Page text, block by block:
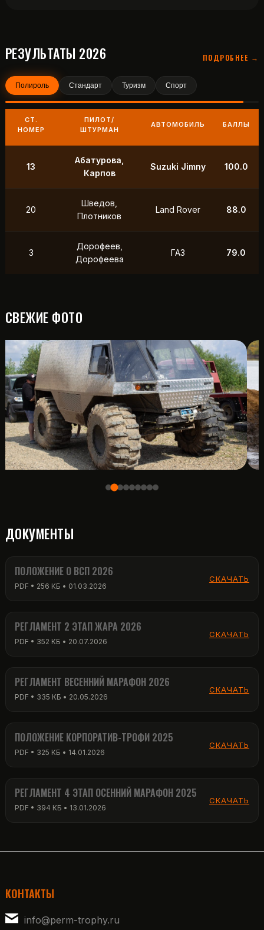
РЕЗУЛЬТАТЫ 2026 ПОДРОБНЕЕ →
Полироль Стандарт Туризм Спорт
СТ.
НОМЕР
ПИЛОТ/
ШТУРМАН
АВТОМОБИЛЬ БАЛЛЫ
Маслов, Ходько
Петухов
Фердман
ПОЛОЖЕНИЕ О ВСП 2026
РЕГЛАМЕНТ 2 ЭТАП ЖАРА 2026
РЕГЛАМЕНТ ВЕСЕННИЙ МАРАФОН 2026
ПОЛОЖЕНИЕ КОРПОРАТИВ-ТРОФИ 2025
РЕГЛАМЕНТ 4 ЭТАП ОСЕННИЙ МАРАФОН 2025
КОНТАКТЫ